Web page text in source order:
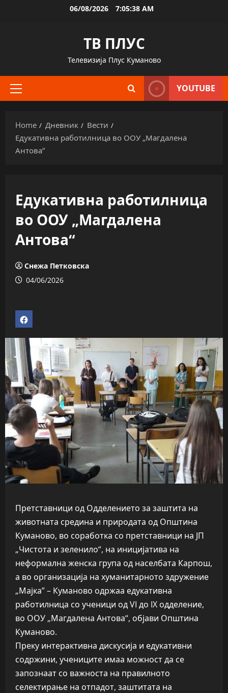
06/08/2026 7:05:39 AM
ТВ ПЛУС
Телевизија Плус Куманово
Primary
YOUTUBE
Home Дневник
Вести
Едукативна работилница во ООУ „Магдалена
Антова“
Едукативна работилница
во ООУ „Магдалена
Антова“
Снежа Петковска
04/06/2026
Претставници од Одделението за заштита на
животната средина и природата од Општина
Куманово, во соработка со претставници на ЈП
„Чистота и зеленило“, на иницијатива на
неформална женска група од населбата Карпош,
а во организација на хуманитарното здружение
„Мајка” – Куманово одржаа едукативна
работилница со ученици од VI до IX одделение,
во ООУ „Магдалена Антова“, објави Општина
Куманово.
Преку интерактивна дискусија и едукативни
содржини, учениците имаа можност да се
запознаат со важноста на правилното
селектирање на отпадот, заштитата на